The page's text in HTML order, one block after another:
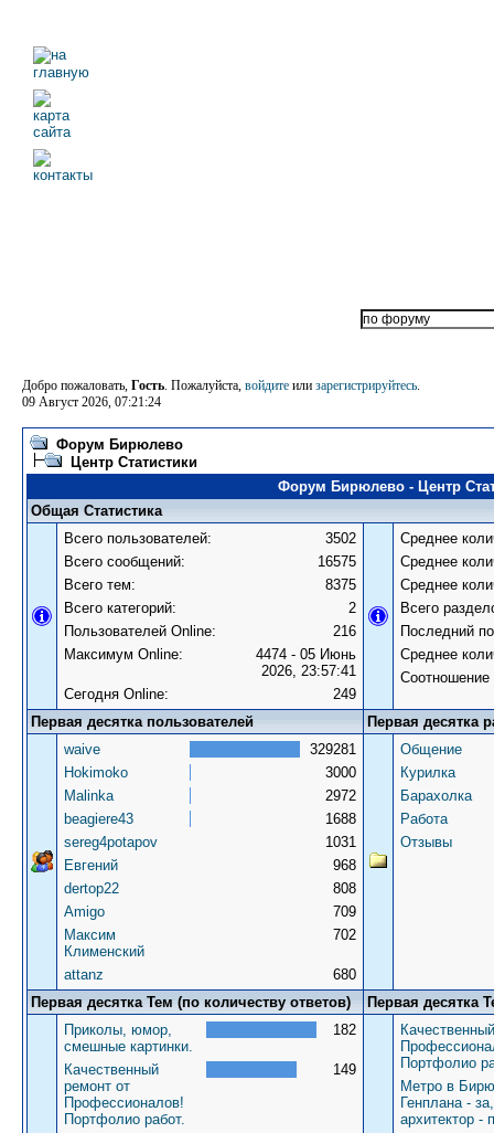
Добро пожаловать, Гость. Пожалуйста, войдите или зарегистрируйтесь.
09 Август 2026, 07:21:24
Форум Бирюлево
Центр Статистики
Форум Бирюлево - Центр
Общая Статистика
Всего пользователей:
3502
Всего сообщений:
16575
Всего тем:
8375
Всего категорий:
2
Пользователей Online:
216
Максимум Online:
4474 - 05 Июнь
2026, 23:57:41
Сегодня Online:
249
Среднее
Среднее
Среднее
Всего
Последний
Среднее
Первая десятка пользователей
Первая десятка
waive
329281
Hokimoko
3000
Malinka
2972
beagiere43
1688
sereg4potapov
1031
Евгений
968
dertop22
808
Amigo
709
Максим
Клименский
702
attanz 680
Общение
Курилка
Барахолка
Работа
Отзывы
Первая десятка Тем (по количеству ответов)
Первая десятка
Приколы, юмор,
смешные картинки.
182
Качественный
ремонт от
Профессионалов!
Портфолио работ.
149
Портфолио
Метро в
Генплана -
архитектор -